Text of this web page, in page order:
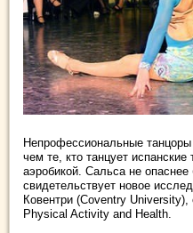
Непрофессиональные
чем те, кто танцует
аэробикой. Сальса не
свидетельствует новое
Ковентри (Coventry
Physical Activity and Health.